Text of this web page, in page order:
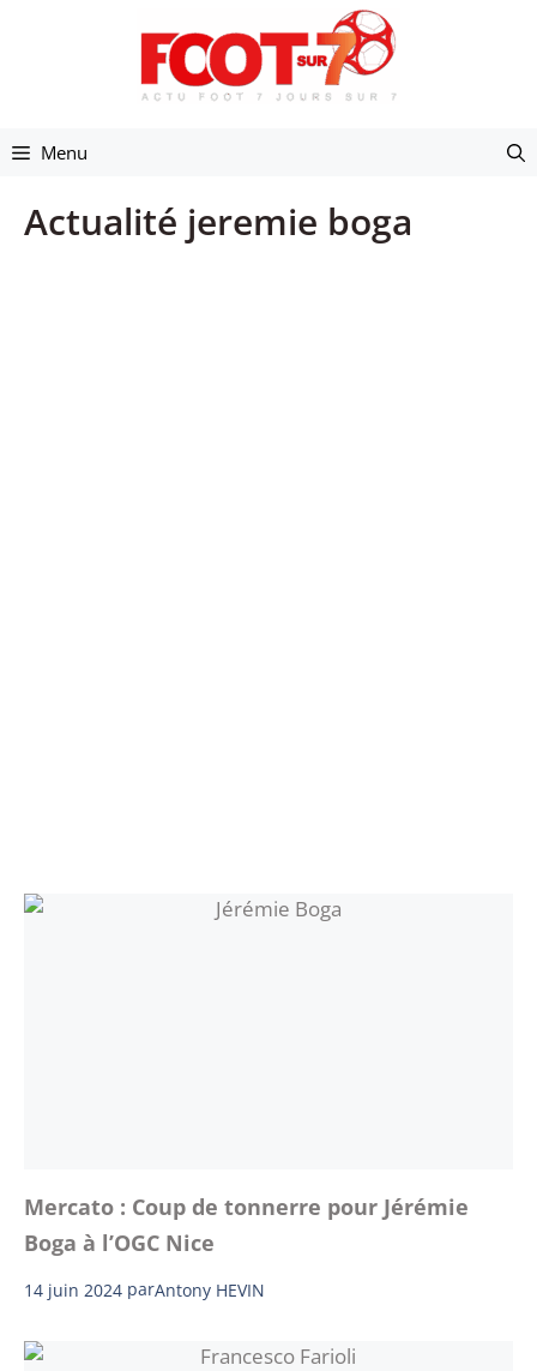
Menu
Actualité jeremie boga
Mercato : Coup de tonnerre pour Jérémie
Boga à l’OGC Nice
14 juin 2024 parAntony HEVIN